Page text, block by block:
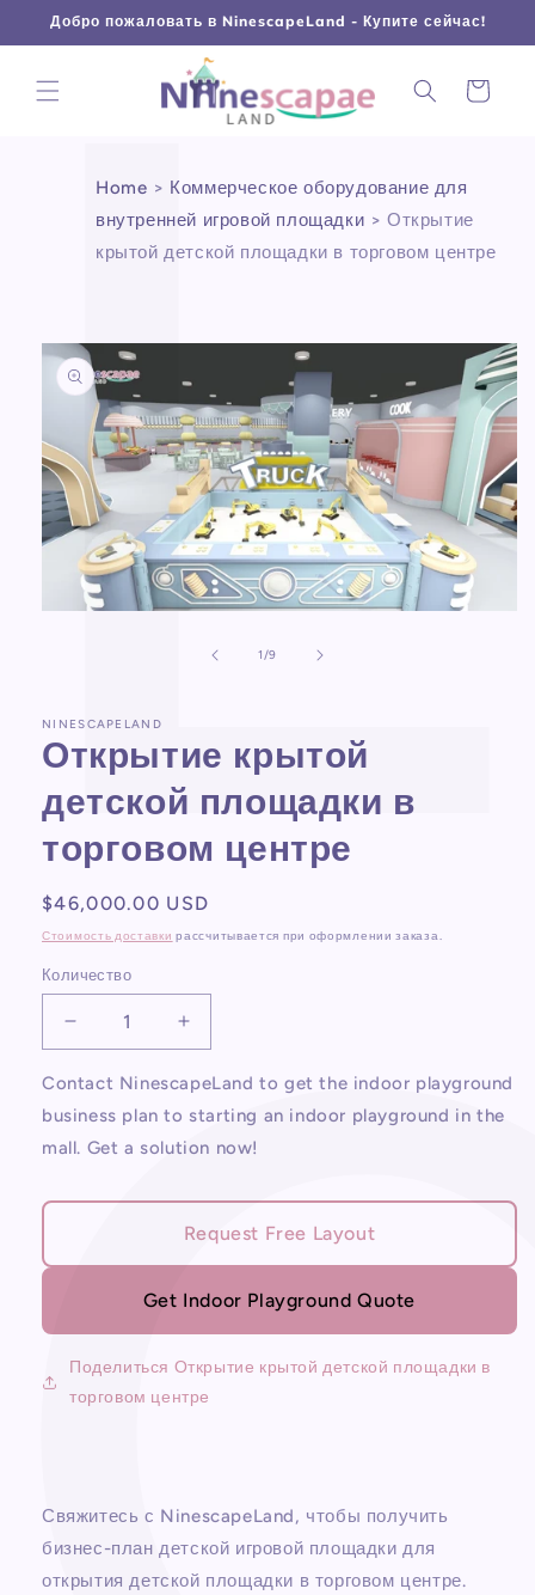
L
Γ
контенту
Добро пожаловать в NinescapeLand - Купите сейчас!
Корзина
Home > Коммерческое оборудование для
внутренней игровой площадки >Открытие
крытой детской площадки в торговом центре
Перейти к
информации
о продукте
окне
1/из
9
NINESCAPELAND
Открытие крытой
детской площадки в
торговом центре
Обычная
цена
$46,000.00 USD
Стоимость доставки рассчитывается при оформлении заказа.
Количество
Уменьшить
количество
Открытие
крытой
детской
площадки
торговом
Увеличить
количество
Открытие
крытой
детской
площадки
торговом
центре
Contact NinescapeLand to get the indoor playground
business plan to starting an indoor playground in the
mall. Get a solution now!
Request Free Layout
Get Indoor Playground Quote
Поделиться Открытие крытой детской площадки в
торговом центре
Свяжитесь с NinescapeLand, чтобы получить
бизнес-план детской игровой площадки для
открытия детской площадки в торговом центре.